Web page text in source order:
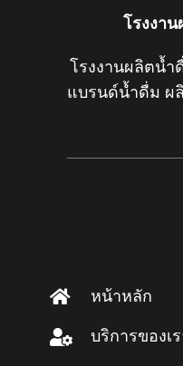
โรงงา
โรงงานผลิตน้
แบรนด์น้ำดื่ม ผ
หน้าหลัก
บริการของเ